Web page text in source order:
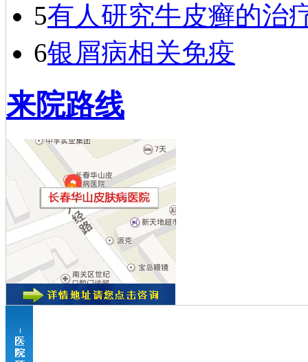
5有人研究牛皮癣的治
6银屑病相关免疫
来院路线